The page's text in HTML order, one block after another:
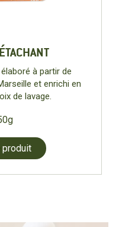
à partir de
et enrichi en
de lavage.
produit